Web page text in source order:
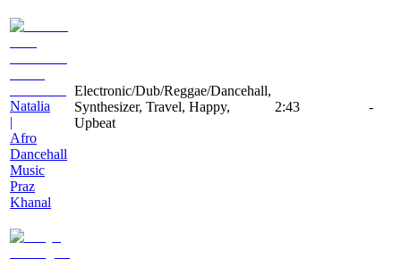
Natalia
|
Afro
Dancehall
Music
Praz
Khanal
Electronic/Dub/Reggae/Dancehall,
Synthesizer, Travel, Happy,
Upbeat
2:43 -